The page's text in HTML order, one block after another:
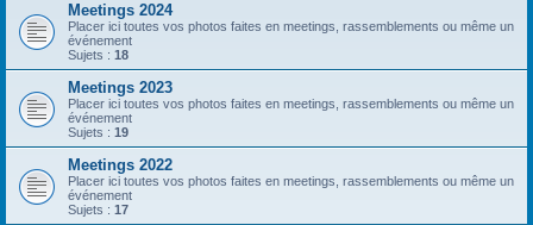
Meetings 2024
Placer ici toutes vos photos faites en meetings, rassemblements ou même un
événement
Sujets : 18
Meetings 2023
Placer ici toutes vos photos faites en meetings, rassemblements ou même un
événement
Sujets : 19
Meetings 2022
Placer ici toutes vos photos faites en meetings, rassemblements ou même un
événement
Sujets : 17